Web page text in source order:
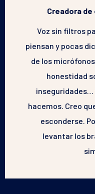
Creadora
Voz sin filtros
piensan y pocas
de los
honestidad
inseguridades…
hacemos. Creo
esconderse.
levantar los